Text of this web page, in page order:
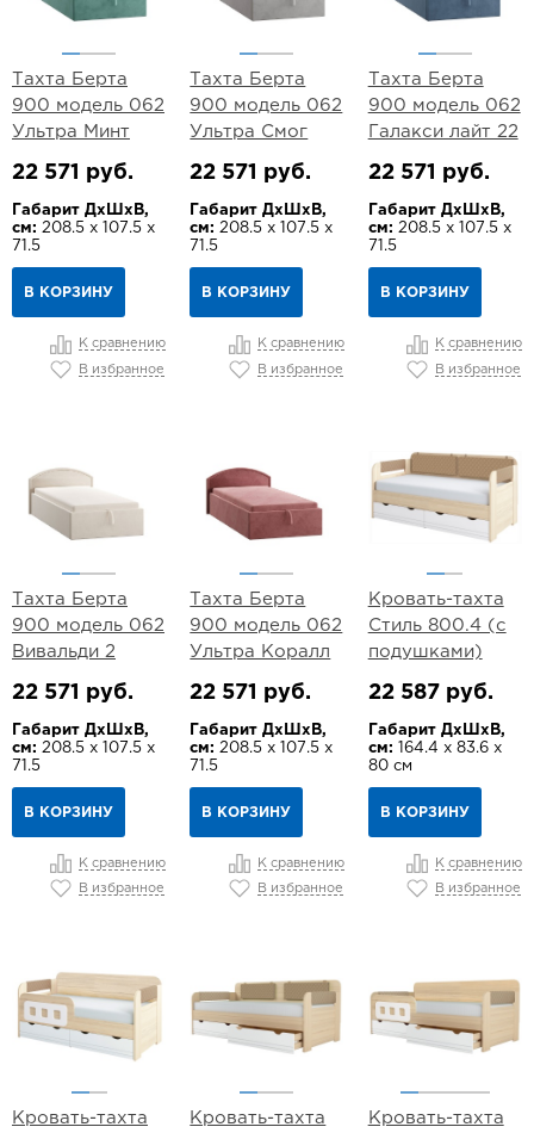
Тахта Берта
900 модель 062
Ультра Минт
22 571 руб.
Габарит ДхШхВ,
см: 208.5 х 107.5 х
71.5
В КОРЗИНУ
К сравнению
В избранное
Тахта Берта
900 модель 062
Ультра Смог
22 571 руб.
Габарит ДхШхВ,
см: 208.5 х 107.5 х
71.5
В КОРЗИНУ
К сравнению
В избранное
Тахта Берта
900 модель 062
Галакси лайт 22
22 571 руб.
Габарит ДхШхВ,
см: 208.5 х 107.5 х
71.5
В КОРЗИНУ
К сравнению
В избранное
Тахта Берта
900 модель 062
Вивальди 2
22 571 руб.
Габарит ДхШхВ,
см: 208.5 х 107.5 х
71.5
В КОРЗИНУ
К сравнению
В избранное
Тахта Берта
900 модель 062
Ультра Коралл
22 571 руб.
Габарит ДхШхВ,
см: 208.5 х 107.5 х
71.5
В КОРЗИНУ
К сравнению
В избранное
Кровать-тахта
Стиль 800.4 (с
подушками)
22 587 руб.
Габарит ДхШхВ,
см: 164.4 х 83.6 х
80 см
В КОРЗИНУ
К сравнению
В избранное
Кровать-тахта
Кровать-тахта
Кровать-тахта